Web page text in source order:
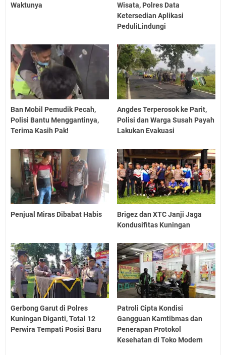
Waktunya
Wisata, Polres Data
Ketersedian Aplikasi
PeduliLindungi
Ban Mobil Pemudik Pecah,
Polisi Bantu Menggantinya,
Terima Kasih Pak!
Angdes Terperosok ke Parit,
Polisi dan Warga Susah Payah
Lakukan Evakuasi
Penjual Miras Dibabat Habis
Brigez dan XTC Janji Jaga
Kondusifitas Kuningan
Gerbong Garut di Polres
Kuningan Diganti, Total 12
Perwira Tempati Posisi Baru
Patroli Cipta Kondisi
Gangguan Kamtibmas dan
Penerapan Protokol
Kesehatan di Toko Modern